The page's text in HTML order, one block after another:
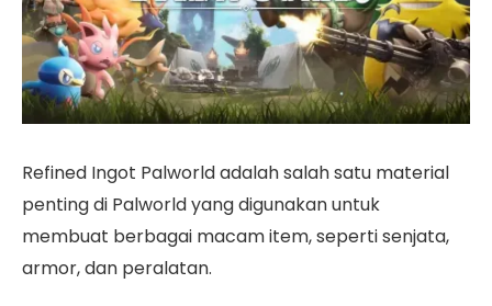
Refined Ingot Palworld adalah salah satu material
penting di Palworld yang digunakan untuk
membuat berbagai macam item, seperti senjata,
armor, dan peralatan.